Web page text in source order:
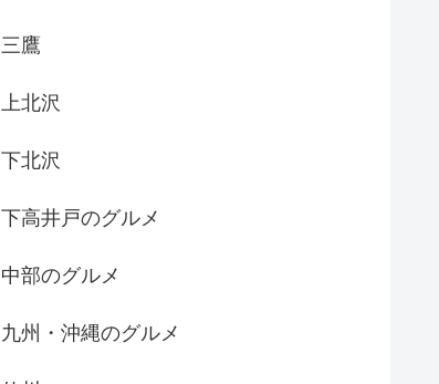
三鷹
上北沢
下北沢
下高井戸のグルメ
中部のグルメ
九州・沖縄のグルメ